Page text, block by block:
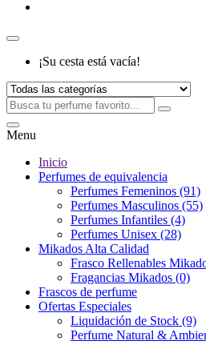
¡Su cesta está vacía!
Menu
Inicio
Perfumes de equivalencia
Perfumes Femeninos (91)
Perfumes Masculinos (55)
Perfumes Infantiles (4)
Perfumes Unisex (28)
Mikados Alta Calidad
Frasco Rellenables
Fragancias Mikados (0)
Frascos de perfume
Ofertas Especiales
Liquidación de Stock (9)
Perfume Natural &